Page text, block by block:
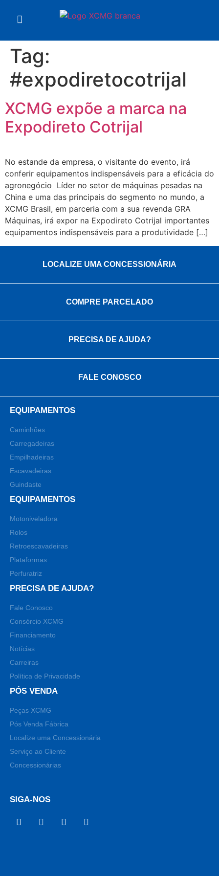
Tag:
#expodiretocotrijal
XCMG expõe a marca na
Expodireto Cotrijal
No estande da empresa, o visitante do evento, irá
conferir equipamentos indispensáveis para a eficácia do
agronegócio Líder no setor de máquinas pesadas na
China e uma das principais do segmento no mundo, a
XCMG Brasil, em parceria com a sua revenda GRA
Máquinas, irá expor na Expodireto Cotrijal importantes
equipamentos indispensáveis para a produtividade […]
LOCALIZE UMA CONCESSIONÁRIA
COMPRE PARCELADO
PRECISA DE AJUDA?
FALE CONOSCO
EQUIPAMENTOS
Caminhões
Carregadeiras
Empilhadeiras
Escavadeiras
Guindaste
EQUIPAMENTOS
Motoniveladora
Rolos
Retroescavadeiras
Plataformas
Perfuratriz
PRECISA DE AJUDA?
Fale Conosco
Consórcio XCMG
Financiamento
Notícias
Carreiras
Política de Privacidade
PÓS VENDA
Peças XCMG
Pós Venda Fábrica
Localize uma Concessionária
Serviço ao Cliente
Concessionárias
SIGA-NOS